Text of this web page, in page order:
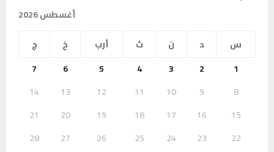
أغسطس 2026
س
د ن ث أرب خ
ج
1
2
3
4
5
6
7
8
9
10
11
12
13
14
15
16
17
18
19
20
21
22
23
24
25
26
27
28